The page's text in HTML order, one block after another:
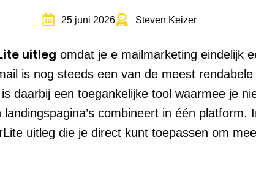
25 juni 2026 Steven Keizer
uitleg omdat je e mailmarketing eindelijk
is nog steeds een van de meest
daarbij een toegankelijke tool waarmee je
combineert in één platform.
uitleg die je direct kunt toepassen om